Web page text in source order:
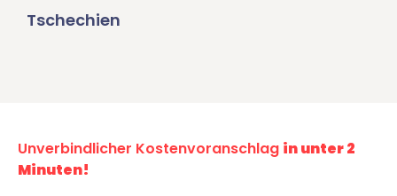
Tschechien
Unverbindlicher Kostenvoranschlag in unter 2
Minuten!